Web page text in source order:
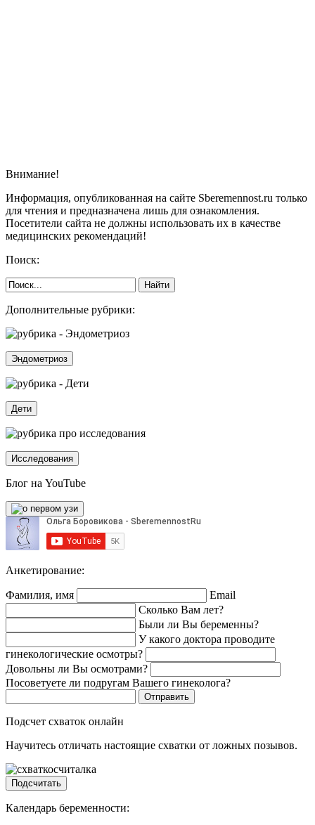
Внимание!
Информация, опубликованная на сайте Sberemennost.ru только
для чтения и предназначена лишь для ознакомления.
Посетители сайта не должны использовать их в качестве
медицинских рекомендаций!
Поиск:
Дополнительные рубрики:
Эндометриоз
Дети
Исследования
Блог на YouTube
Анкетирование:
Фамилия, имя
Email
Сколько Вам лет?
Были ли Вы беременны?
У какого доктора проводите
гинекологические осмотры?
Довольны ли Вы осмотрами?
Посоветуете ли подругам Вашего гинеколога?
Подсчет схваток онлайн
Научитесь отличать настоящие схватки от ложных позывов.
Подсчитать
Календарь беременности: